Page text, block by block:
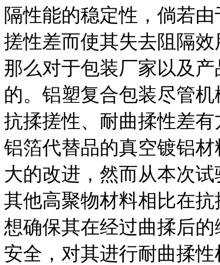
隔性能的稳定性，倘若
搓性差而使其失去阻隔
那么对于包装厂家以及
的。铝塑复合包装尽管
抗揉搓性、耐曲揉性差
铝箔代替品的真空镀铝
大的改进，然而从本次
其他高聚物材料相比在
想确保其在经过曲揉后
安全，对其进行耐曲揉